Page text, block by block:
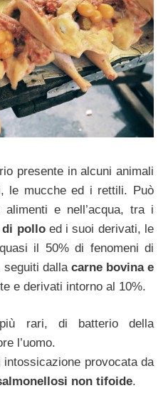
presente in alcuni animali
le mucche ed i rettili. Può
e nell’acqua, tra i
di polloed i suoi derivati, le
il 50% di fenomeni di
seguiti dalla carne bovina e
e derivati intorno al 10%.
rari, di batterio della
l’uomo.
provocata da
non tifoide.